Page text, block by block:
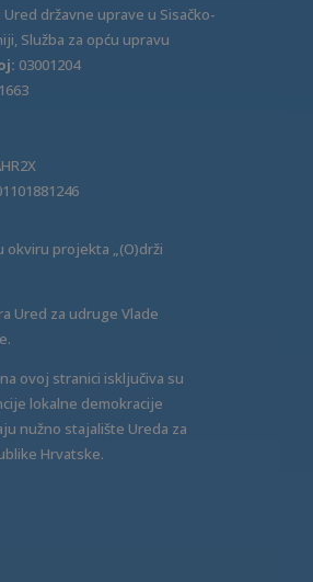
Ured državne uprave u Sisačko-
Služba za opću upravu
03001204
okviru projekta „(O)drži
Ured za udruge Vlade
ovoj stranici isključiva su
lokalne demokracije
nužno stajalište Ureda za
Hrvatske.